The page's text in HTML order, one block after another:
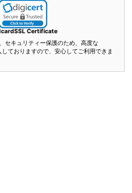
Certificate
セキュリティー保護のため、高度な
ておりますので、安心してご利用できま